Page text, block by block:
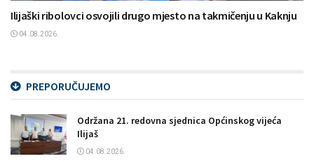
Ilijaški ribolovci osvojili drugo mjesto na takmičenju u Kaknju
04.08.2026.
PREPORUČUJEMO
Održana 21. redovna sjednica Općinskog vijeća
Ilijaš
04.08.2026.